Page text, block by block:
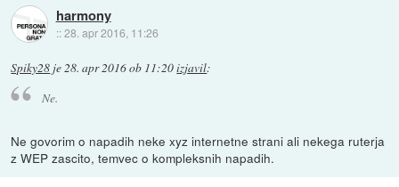
harmony
::28. apr 2016, 11:26
Spiky28 je28. apr 2016 ob 11:20izjavil:
Ne.
Ne govorim o napadih neke xyz internetne strani ali nekega ruterja
z WEP zascito, temvec o kompleksnih napadih.